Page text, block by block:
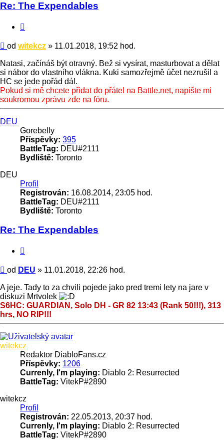
Re: The Expendables
Příspěvek
od witekcz » 11.01.2018, 19:52 hod.
Natasi, začínáš být otravný. Bež si vysírat, masturbovat a dělat
si nábor do vlastního vlákna. Kuki samozřejmě účet nezrušil a
HC se jede pořád dál.
Pokud si mě chcete přidat do přátel na Battle.net, napište mi
soukromou zprávu zde na fóru.
Nahoru
DEU
Gorebelly
Příspěvky: 395
BattleTag: DEU#2111
Bydliště: Toronto
DEU
Profil
Registrován: 16.08.2014, 23:05 hod.
BattleTag: DEU#2111
Bydliště: Toronto
Re: The Expendables
Příspěvek
od DEU » 11.01.2018, 22:26 hod.
A jeje. Tady to za chvili pojede jako pred tremi lety na jare v
diskuzi Mrtvolek
S6HC: GUARDIAN, Solo DH - GR 82 13:43 (Rank 50!!!), 313
hrs, NO RIP!!!
Nahoru
witekcz
Redaktor DiabloFans.cz
Příspěvky: 1206
Currenly, I'm playing: Diablo 2: Resurrected
BattleTag: VitekP#2890
witekcz
Profil
Registrován: 22.05.2013, 20:37 hod.
Currenly, I'm playing: Diablo 2: Resurrected
BattleTag: VitekP#2890